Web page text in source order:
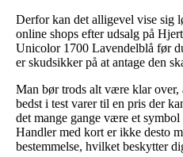
Derfor kan det alligevel vise sig
online shops efter udsalg på
Unicolor 1700 Lavendelblå før
er skudsikker på at antage den
Man bør trods alt være klar over,
bedst i test varer til en pris der
det mange gange være et
Handler med kort er ikke desto
bestemmelse, hvilket beskytter